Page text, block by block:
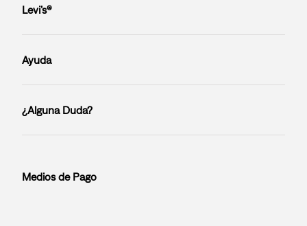
Levi’s®
Ayuda
¿Alguna Duda?
Medios de Pago